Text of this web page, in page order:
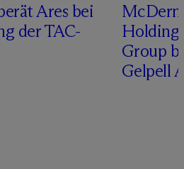
Ares bei
der TAC-
Mc
Holding
Group
Gelpell